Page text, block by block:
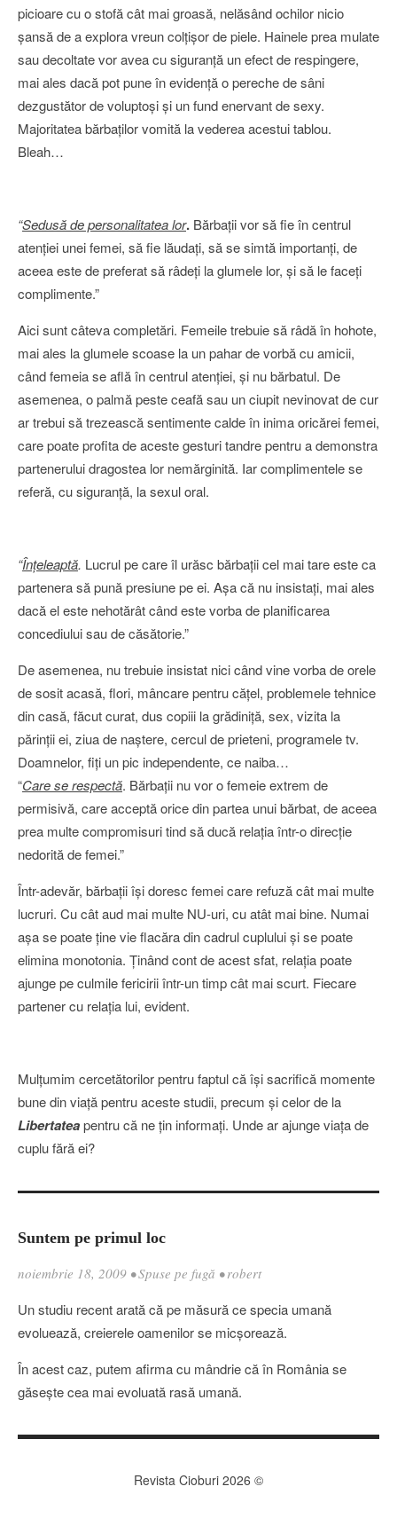
picioare cu o stofă cât mai groasă, nelăsând ochilor nicio
şansă de a explora vreun colţişor de piele. Hainele prea mulate
sau decoltate vor avea cu siguranţă un efect de respingere,
mai ales dacă pot pune în evidenţă o pereche de sâni
dezgustător de voluptoşi şi un fund enervant de sexy.
Majoritatea bărbaţilor vomită la vederea acestui tablou.
Bleah…
“Sedusă de personalitatea lor. Bărbaţii vor să fie în centrul
atenţiei unei femei, să fie lăudaţi, să se simtă importanţi, de
aceea este de preferat să râdeţi la glumele lor, şi să le faceţi
complimente.”
Aici sunt câteva completări. Femeile trebuie să râdă în hohote,
mai ales la glumele scoase la un pahar de vorbă cu amicii,
când femeia se află în centrul atenţiei, şi nu bărbatul. De
asemenea, o palmă peste ceafă sau un ciupit nevinovat de cur
ar trebui să trezească sentimente calde în inima oricărei femei,
care poate profita de aceste gesturi tandre pentru a demonstra
partenerului dragostea lor nemărginită. Iar complimentele se
referă, cu siguranţă, la sexul oral.
“Înţeleaptă. Lucrul pe care îl urăsc bărbaţii cel mai tare este ca
partenera să pună presiune pe ei. Aşa că nu insistaţi, mai ales
dacă el este nehotărât când este vorba de planificarea
concediului sau de căsătorie.”
De asemenea, nu trebuie insistat nici când vine vorba de orele
de sosit acasă, flori, mâncare pentru căţel, problemele tehnice
din casă, făcut curat, dus copiii la grădiniţă, sex, vizita la
părinţii ei, ziua de naştere, cercul de prieteni, programele tv.
Doamnelor, fiţi un pic independente, ce naiba…
“Care se respectă. Bărbaţii nu vor o femeie extrem de
permisivă, care acceptă orice din partea unui bărbat, de aceea
prea multe compromisuri tind să ducă relaţia într-o direcţie
nedorită de femei.”
Într-adevăr, bărbaţii îşi doresc femei care refuză cât mai multe
lucruri. Cu cât aud mai multe NU-uri, cu atât mai bine. Numai
aşa se poate ţine vie flacăra din cadrul cuplului şi se poate
elimina monotonia. Ţinând cont de acest sfat, relaţia poate
ajunge pe culmile fericirii într-un timp cât mai scurt. Fiecare
partener cu relaţia lui, evident.
Mulţumim cercetătorilor pentru faptul că îşi sacrifică momente
bune din viaţă pentru aceste studii, precum şi celor de la
Libertateapentru că ne ţin informaţi. Unde ar ajunge viaţa de
cuplu fără ei?
Suntem pe primul loc
noiembrie 18, 2009 •Spuse pe fugă •robert
Un studiu recent arată că pe măsură ce specia umană
evoluează, creierele oamenilor se micşorează.
În acest caz, putem afirma cu mândrie că în România se
găseşte cea mai evoluată rasă umană.
Revista Cioburi 2026 ©